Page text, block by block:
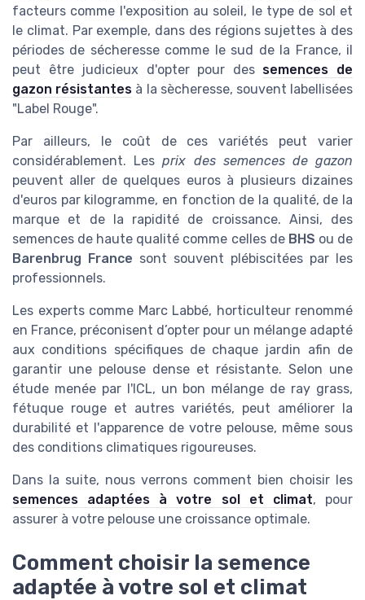
facteurs comme l'exposition au soleil, le type de sol et
le climat. Par exemple, dans des régions sujettes à des
périodes de sécheresse comme le sud de la France, il
peut être judicieux d'opter pour des semences de
gazon résistantes à la sècheresse, souvent labellisées
"Label Rouge".
Par ailleurs, le coût de ces variétés peut varier
considérablement. Lesprix des semences de gazon
peuvent aller de quelques euros à plusieurs dizaines
d'euros par kilogramme, en fonction de la qualité, de la
marque et de la rapidité de croissance. Ainsi, des
semences de haute qualité comme celles de BHS ou de
Barenbrug France sont souvent plébiscitées par les
professionnels.
Les experts comme Marc Labbé, horticulteur renommé
en France, préconisent d’opter pour un mélange adapté
aux conditions spécifiques de chaque jardin afin de
garantir une pelouse dense et résistante. Selon une
étude menée par l'ICL, un bon mélange de ray grass,
fétuque rouge et autres variétés, peut améliorer la
durabilité et l'apparence de votre pelouse, même sous
des conditions climatiques rigoureuses.
Dans la suite, nous verrons comment bien choisir les
semences adaptées à votre sol et climat, pour
assurer à votre pelouse une croissance optimale.
Comment choisir la semence
adaptée à votre sol et climat